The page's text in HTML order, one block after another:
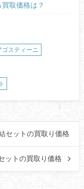
取価格は？
ゴスティーニ
セットの買取り価格
ットの買取り価格